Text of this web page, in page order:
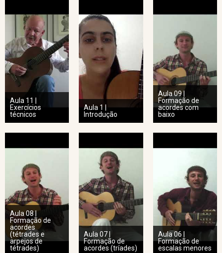
Aula 11 |
Exercícios
técnicos
Aula 1 |
Introdução
Aula 09 |
Formação de
acordes com
baixo
Aula 08 |
Formação de
acordes
(tétrades e
arpejos de
tétrades)
Aula 07 |
Formação de
acordes (tríades)
Aula 06 |
Formação de
escalas menores